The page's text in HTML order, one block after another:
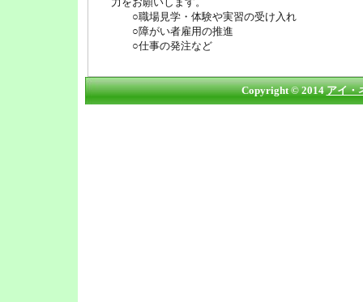
○職場見学・体験や実習の受け入れ
○障がい者雇用の推進
○仕事の発注など
Copyright © 2014アイ・